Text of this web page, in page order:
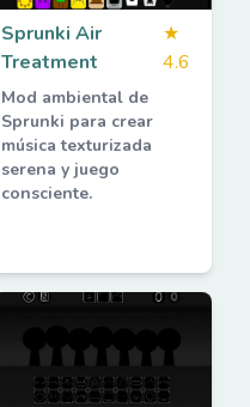
Sprunki Air
Treatment
★
4.6
Mod ambiental de
Sprunki para crear
música texturizada
serena y juego
consciente.